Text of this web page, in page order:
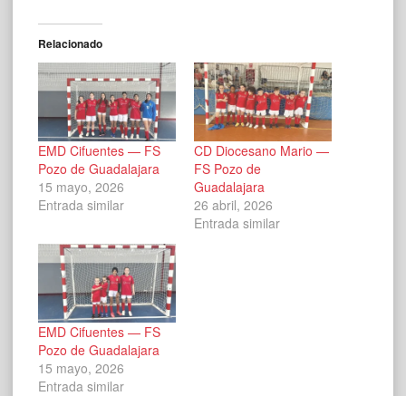
Relacionado
EMD Cifuentes — FS
Pozo de Guadalajara
15 mayo, 2026
Entrada similar
CD Diocesano Mario —
FS Pozo de
Guadalajara
26 abril, 2026
Entrada similar
EMD Cifuentes — FS
Pozo de Guadalajara
15 mayo, 2026
Entrada similar